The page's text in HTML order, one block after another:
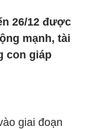
26/12 được
mạnh, tài
con giáp
giai đoạn